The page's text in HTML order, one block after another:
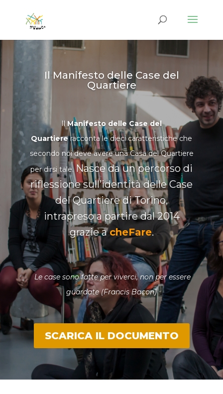
Il Manifesto delle Case del
Quartiere
IlManifesto delle Case del
Quartiereracconta le dieci caratteristiche che
secondo noi deve avere una Casa del Quartiere
per dirsi tale.Nasce da un percorso di
riflessione sull’identità delle Case
del Quartiere di Torino,
intrapreso a partire dal 2014
grazie acheFare.
Le case sono fatte per viverci, non per essere
guardate(Francis Bacon)
SCARICA IL DOCUMENTO